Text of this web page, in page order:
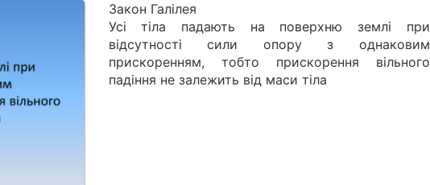
Закон Галілея
Усі тіла падають на поверхню землі при
відсутності сили опору з однаковим
прискоренням, тобто прискорення вільного
падіння не залежить від маси тіла